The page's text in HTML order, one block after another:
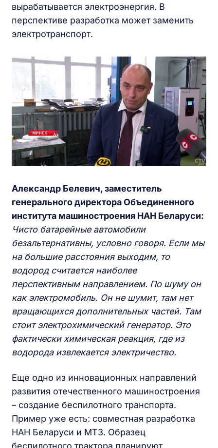
вырабатывается электроэнергия. В
перспективе разработка может заменить
электротранспорт.
Александр Белевич, заместитель
генерального директора Объединенного
института машиностроения НАН Беларуси:
Чисто батарейные автомобили
безальтернативны, условно говоря. Если мы
на большие расстояния выходим, то
водород считается наиболее
перспективным направлением. По шуму он
как электромобиль. Он не шумит, там нет
вращающихся дополнительных частей. Там
стоит электрохимический генератор. Это
фактически химическая реакция, где из
водорода извлекается электричество.
Еще одно из инновационных направлений
развития отечественного машиностроения
– создание беспилотного транспорта.
Пример уже есть: совместная разработка
НАН Беларуси и МТЗ. Образец
беспилотного трактора планируют